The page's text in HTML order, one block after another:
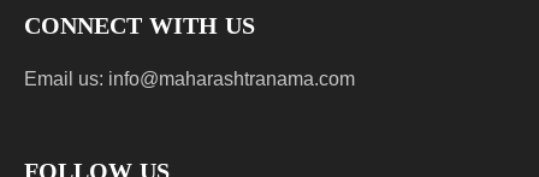
CONNECT WITH US
Email us: info@maharashtranama.com